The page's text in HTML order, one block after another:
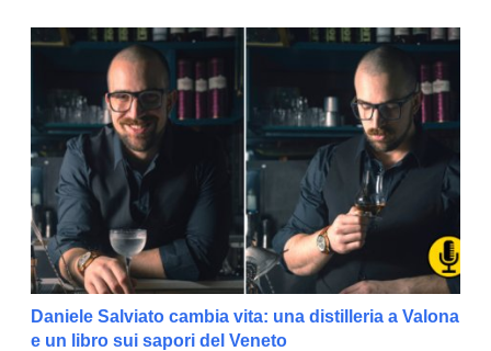
Daniele Salviato cambia vita: una distilleria a Valona
e un libro sui sapori del Veneto